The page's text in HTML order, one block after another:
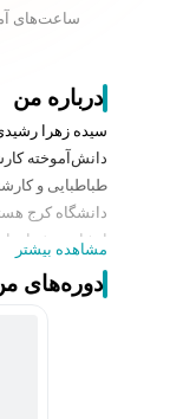
ساعت‌های
درباره من
سیده زهرا
دانش‌آموخته
طباطبایی و
دانشگاه کرج
ایشان بیش از
حوزه کودک و
در این زمینه
مشاهده بیشتر
دوره‌های